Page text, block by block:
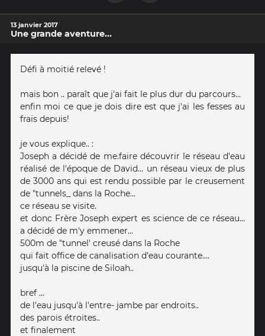
13 janvier 2017
Une grande aventure...
Défi à moitié relevé !
mais bon .. paraît que j'ai fait le plus dur du parcours...
enfin moi ce que je dois dire est que j'ai les fesses au
frais depuis!
je vous explique.. :
Joseph a décidé de me.faire découvrir le réseau d'eau
réalisé de l'époque de David... un réseau vieux de plus
de 3000 ans qui est rendu possible par le creusement
de "tunnels_ dans la Roche...
ce réseau se visite.
et donc Frère Joseph expert es science de ce réseau...
a décidé de m'y emmener...
500m de "tunnel' creusé dans la Roche
qui fait office de canalisation d'eau courante....
jusqu'à la piscine de Siloah..
bref ...
de l'eau jusqu'à l'entre- jambe par endroits..
des parois étroites..
et finalement